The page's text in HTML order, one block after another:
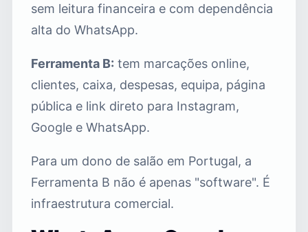
sem leitura financeira e com dependência
alta do WhatsApp.
Ferramenta B: tem marcações online,
clientes, caixa, despesas, equipa, página
pública e link direto para Instagram,
Google e WhatsApp.
Para um dono de salão em Portugal, a
Ferramenta B não é apenas "software". É
infraestrutura comercial.